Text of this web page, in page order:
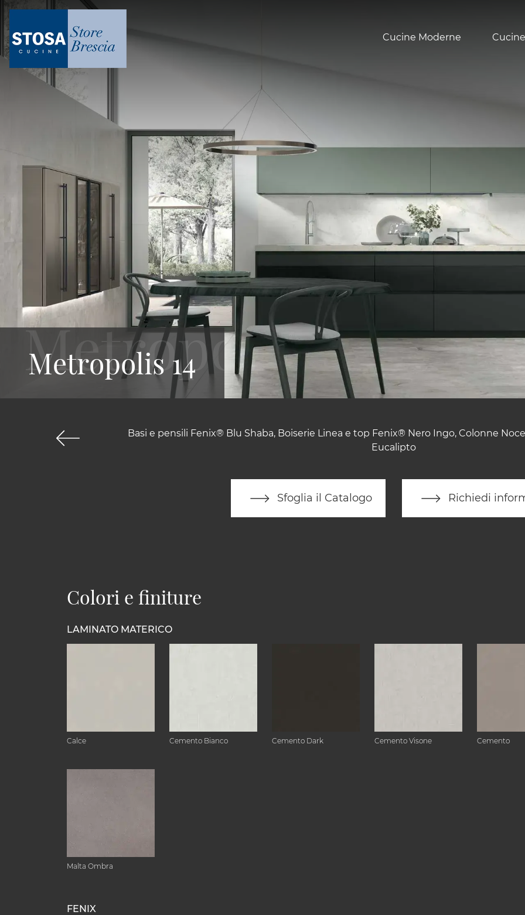
Cucine Moderne
Basi e pensili Fenix® Blu Shaba, Boiserie Linea e top Fenix® Nero Ingo, Colonne
Eucalipto
Sfoglia il Catalogo Richiedi
Metropolis 14
Colori e finiture
LAMINATO MATERICO
Calce Cemento Bianco Cemento Dark Cemento Visone Cemento
Malta Ombra
FENIX